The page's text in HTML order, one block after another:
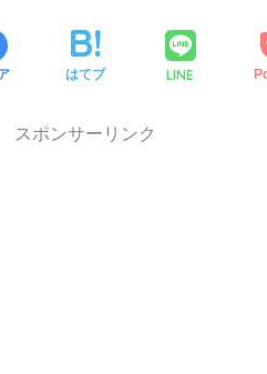
はてブ LINE
スポンサーリンク